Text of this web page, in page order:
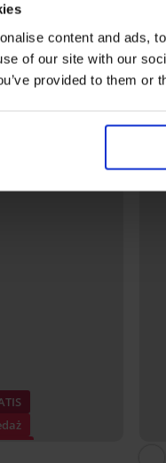
content and ads,
of our site with our
provided to them or
Lady Grace New